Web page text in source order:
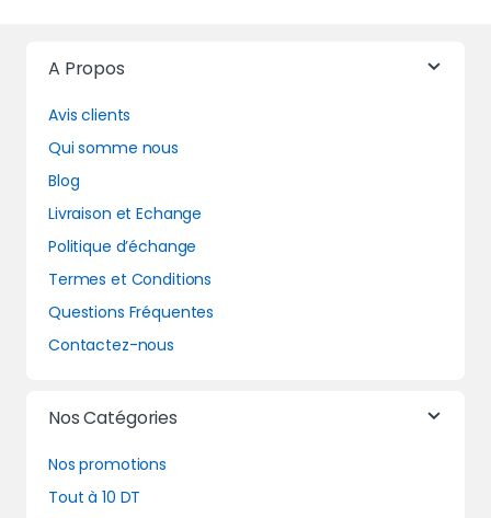
A Propos
Avis clients
Qui somme nous
Blog
Livraison et Echange
Politique d’échange
Termes et Conditions
Questions Fréquentes
Contactez-nous
Nos Catégories
Nos promotions
Tout à 10 DT